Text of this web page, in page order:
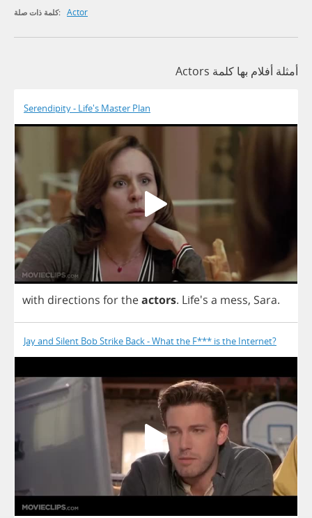
كلمة ذات صلة: Actor
أمثلة أفلام بها كلمة Actors
Serendipity - Life's Master Plan
with directions fortheactors. Life's a mess, Sara.
Jay and Silent Bob Strike Back - What the F*** is the Internet?